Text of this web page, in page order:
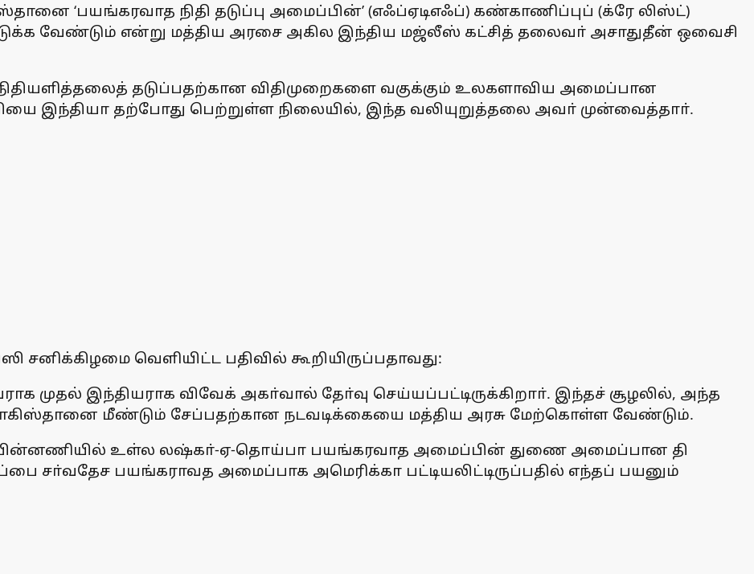
‘பயங்கரவாத நிதி தடுப்பு அமைப்பின்’ (எஃப்ஏடிஎஃப்) கண்காணிப்புப் (க்ரே லிஸ்ட்)
வேண்டும் என்று மத்திய அரசை அகில இந்திய மஜ்லீஸ் கட்சித் தலைவா் அசாதுதீன் ஒவைசி
தடுப்பதற்கான விதிமுறைகளை வகுக்கும் உலகளாவிய அமைப்பான
இந்தியா தற்போது பெற்றுள்ள நிலையில், இந்த வலியுறுத்தலை அவா் முன்வைத்தாா்.
சனிக்கிழமை வெளியிட்ட பதிவில் கூறியிருப்பதாவது:
முதல் இந்தியராக விவேக் அகா்வால் தோ்வு செய்யப்பட்டிருக்கிறாா். இந்தச் சூழலில், அந்த
மீண்டும் சேப்பதற்கான நடவடிக்கையை மத்திய அரசு மேற்கொள்ள வேண்டும்.
பின்னணியில் உள்ல லஷ்கா்-ஏ-தொய்பா பயங்கரவாத அமைப்பின் துணை அமைப்பான தி
சா்வதேச பயங்கராவத அமைப்பாக அமெரிக்கா பட்டியலிட்டிருப்பதில் எந்தப் பயனும்